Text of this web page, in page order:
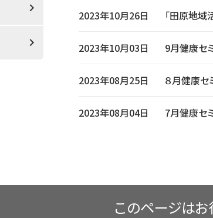
2023年10月26日 「田原地域
2023年10月03日 9月健康セ
2023年08月25日 ８月健康セ
2023年08月04日 7月健康セ
このページはお